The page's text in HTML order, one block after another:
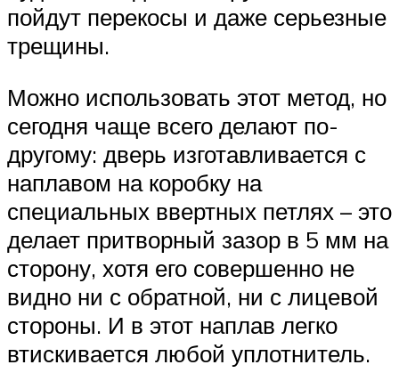
пойдут перекосы и даже серьезные
трещины.
Можно использовать этот метод, но
сегодня чаще всего делают по-
другому: дверь изготавливается с
наплавом на коробку на
специальных ввертных петлях – это
делает притворный зазор в 5 мм на
сторону, хотя его совершенно не
видно ни с обратной, ни с лицевой
стороны. И в этот наплав легко
втискивается любой уплотнитель.